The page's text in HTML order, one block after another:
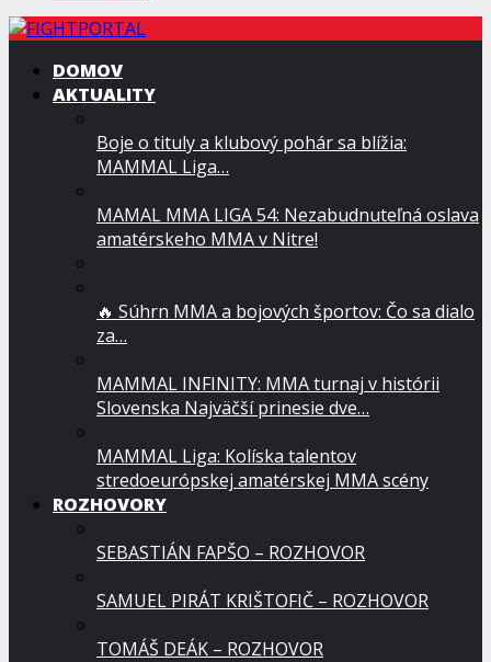
DOMOV
AKTUALITY
Boje o tituly a klubový pohár sa blížia:
MAMMAL Liga…
MAMAL MMA LIGA 54: Nezabudnuteľná oslava
amatérskeho MMA v Nitre!
🔥 Súhrn MMA a bojových športov: Čo sa dialo
za…
MAMMAL INFINITY: MMA turnaj v histórii
Slovenska Najväčší prinesie dve…
MAMMAL Liga: Kolíska talentov
stredoeurópskej amatérskej MMA scény
ROZHOVORY
SEBASTIÁN FAPŠO – ROZHOVOR
SAMUEL PIRÁT KRIŠTOFIČ – ROZHOVOR
TOMÁŠ DEÁK – ROZHOVOR